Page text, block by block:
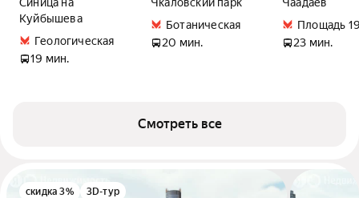
Куйбышева
Геологическая
19 мин.
Ботаническая
20 мин.
Площадь
23 мин.
Смотреть все
скидка 3% 3D-тур